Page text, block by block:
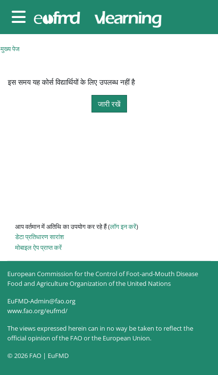
साइड तालिका
मुख्य पेज
इस समय यह कोर्स विद्यार्थियों के लिए उपलब्ध नहीं है
जारी रखें
आप वर्तमान में अतिथि का उपयोग कर रहे हैं (लॉग इन करें)
डेटा प्रतिधारण सारांश
मोबाइल ऐप प्राप्त करें
European Commission for the Control of Foot-and-Mouth Disease
Food and Agriculture Organization of the United Nations
EuFMD-Admin@fao.org
www.fao.org/eufmd/
The views expressed herein can in no way be taken to reflect the
official opinion of the FAO or the European Union.
© 2026 FAO | EuFMD